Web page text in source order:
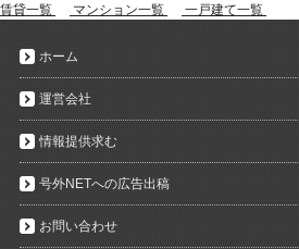
賃貸一覧
マンション一覧 一戸建て一覧
ホーム
運営会社
情報提供求む
号外NETへの広告出稿
お問い合わせ